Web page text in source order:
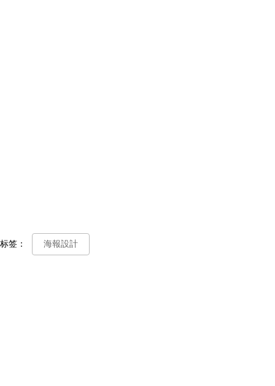
标签： 海報設計